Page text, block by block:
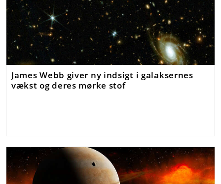
James Webb giver ny indsigt i galaksernes
vækst og deres mørke stof